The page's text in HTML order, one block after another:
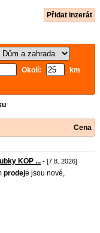
Přidat inzerát
Okolí:
km
Cena
KOP ... - [7.8. 2026]
prodeje jsou nové,